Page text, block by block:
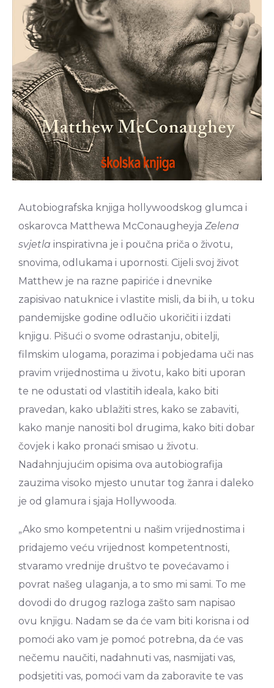
Autobiografska knjiga hollywoodskog glumca i
oskarovca Matthewa McConaugheyja Zelena
svjetla inspirativna je i poučna priča o životu,
snovima, odlukama i upornosti. Cijeli svoj život
Matthew je na razne papiriće i dnevnike
zapisivao natuknice i vlastite misli, da bi ih, u toku
pandemijske godine odlučio ukoričiti i izdati
knjigu. Pišući o svome odrastanju, obitelji,
filmskim ulogama, porazima i pobjedama uči nas
pravim vrijednostima u životu, kako biti uporan
te ne odustati od vlastitih ideala, kako biti
pravedan, kako ublažiti stres, kako se zabaviti,
kako manje nanositi bol drugima, kako biti dobar
čovjek i kako pronaći smisao u životu.
Nadahnjujućim opisima ova autobiografija
zauzima visoko mjesto unutar tog žanra i daleko
je od glamura i sjaja Hollywooda.
„Ako smo kompetentni u našim vrijednostima i
pridajemo veću vrijednost kompetentnosti,
stvaramo vrednije društvo te povećavamo i
povrat našeg ulaganja, a to smo mi sami. To me
dovodi do drugog razloga zašto sam napisao
ovu knjigu. Nadam se da će vam biti korisna i od
pomoći ako vam je pomoć potrebna, da će vas
nečemu naučiti, nadahnuti vas, nasmijati vas,
podsjetiti vas, pomoći vam da zaboravite te vas